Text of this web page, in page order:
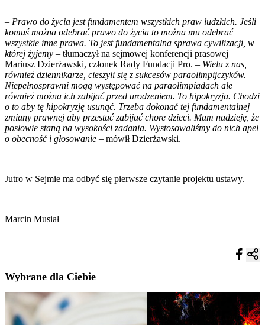
– Prawo do życia jest fundamentem wszystkich praw ludzkich. Jeśli
komuś można odebrać prawo do życia to można mu odebrać
wszystkie inne prawa. To jest fundamentalna sprawa cywilizacji, w
której żyjemy – tłumaczył na sejmowej konferencji prasowej
Mariusz Dzierżawski, członek Rady Fundacji Pro. – Wielu z nas,
również dziennikarze, cieszyli się z sukcesów paraolimpijczyków.
Niepełnosprawni mogą występować na paraolimpiadach ale
również można ich zabijać przed urodzeniem. To hipokryzja. Chodzi
o to aby tę hipokryzję usunąć. Trzeba dokonać tej fundamentalnej
zmiany prawnej aby przestać zabijać chore dzieci. Mam nadzieję, że
posłowie staną na wysokości zadania. Wystosowaliśmy do nich apel
o obecność i głosowanie – mówił Dzierżawski.
Jutro w Sejmie ma odbyć się pierwsze czytanie projektu ustawy.
Marcin Musiał
Wybrane dla Ciebie